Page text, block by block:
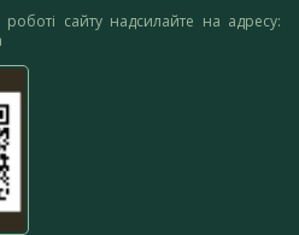
сайту надсилайте на адресу: